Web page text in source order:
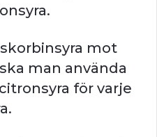
mot
man använda
för varje